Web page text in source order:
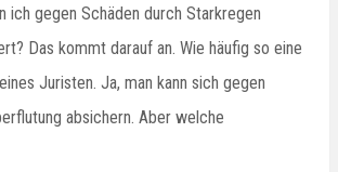
ich gegen Schäden durch Starkregen
Das kommt darauf an. Wie häufig so eine
Juristen. Ja, man kann sich gegen
absichern. Aber welche